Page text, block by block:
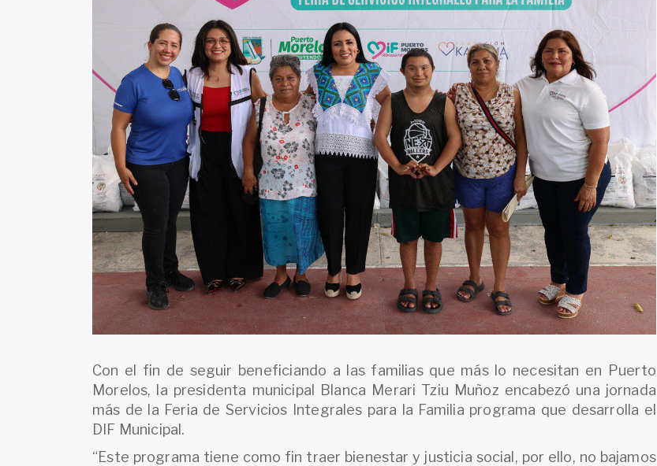
Con el fin de seguir beneficiando a las familias que más lo necesitan en Puerto
Morelos, la presidenta municipal Blanca Merari Tziu Muñoz encabezó una jornada
más de la Feria de Servicios Integrales para la Familia programa que desarrolla el
DIF Municipal.
“Este programa tiene como fin traer bienestar y justicia social, por ello, no bajamos